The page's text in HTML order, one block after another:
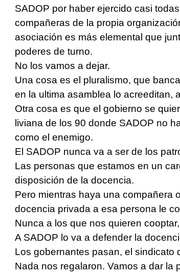
SADOP por haber ejercido casi
compañeras de la propia
asociación es más elemental que
poderes de turno.
No los vamos a dejar.
Una cosa es el pluralismo, que
en la ultima asamblea lo acreeditan,
Otra cosa es que el gobierno se
liviana de los 90 donde SADOP no
como el enemigo.
El SADOP nunca va a ser de los
Las personas que estamos en un
disposición de la docencia.
Pero mientras haya una compañera
docencia privada a esa persona le
Nunca a los que nos quieren
A SADOP lo va a defender la
Los gobernantes pasan, el sindicato
Nada nos regalaron. Vamos a dar la